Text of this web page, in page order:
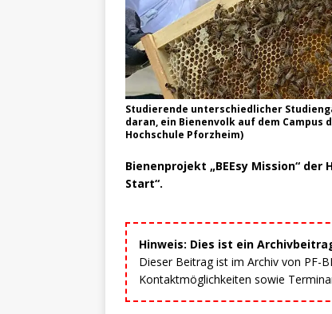
Studierende unterschiedlicher
daran, ein Bienenvolk auf dem Campus
Hochschule Pforzheim)
Bienenprojekt „BEEsy Mission“
Start“.
Hinweis: Dies ist ein
Dieser Beitrag ist im Archiv von PF-
Kontaktmöglichkeiten sowie